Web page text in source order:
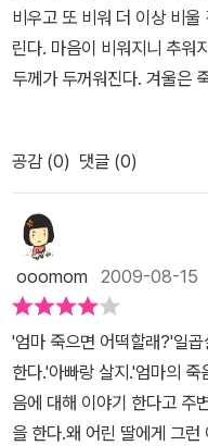
고 지나가게 해야 하네.그렇
감정들에 온전히 자신을 던
내버려 두면, 그래서 온 몸이
게 되네. 슬픔이 뭔지 알게
'좋아, 난 지금껏 그 감정을
잘 알아. 그럼 이젠 잠시 그
이야- 세상사람들은 젊음을
들어보게. 젊다는 것이 얼마
젊다는게 대단히 멋지다고
부족한 느낌에 늘 시달리고,
네. 너무 괴로워서 자살하
끔은 '왜 어릴 때 ~~한 것을
했을까?' 후회도 하지만 나
비우고 또 비워 더 이상 비
린다. 마음이 비워지니 추워
두께가 두꺼워진다. 겨울은
린 신새벽처럼 고요하다. 죽
살아있기 때문이다. 덜고, 비
문일 것이다. 매일 낮길이가
시듦과 죽음을 예감한다.
내리는 빗소리를 듣다가 뜬
권이 ‘잘 있는가’ 확인하고
성큼 다가온 가을이 내게 수
에 잘 있었다. ‘있구나’ 안
가을 꽤 많은 눈물을 훔치던
이 났다. 책을 읽던 그 때 내
공감 (0) 댓글 (0)
ooomom 2009-08-15
'엄마 죽으면 어떡할래?'일
한다.'아빠랑 살지.'엄마의
음에 대해 이야기 한다고 주
을 한다.왜 어린 딸에게 그